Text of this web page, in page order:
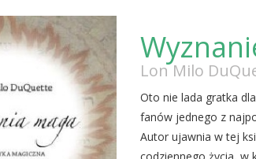
Lon Milo
Oto nie lada gratka
fanów jednego z
Autor ujawnia w tej